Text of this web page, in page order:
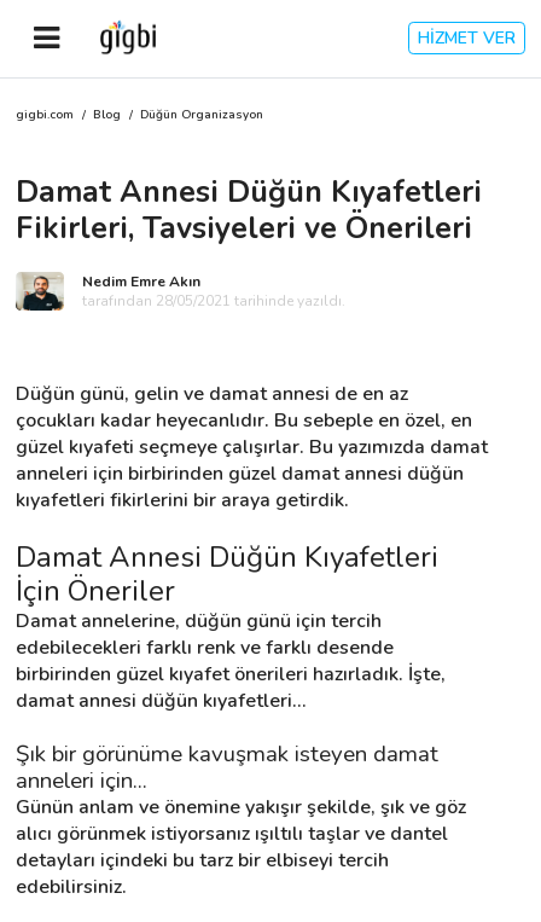
HİZMET VER
Anasayfa
Giriş Yap
Kategoriler
🎈 Biz Kimiz?
🧐 Nasıl Çalışır?
Destek
İletişim
Blog
gigbi.com / Blog / Düğün Organizasyon
Damat Annesi Düğün Kıyafetleri
Fikirleri, Tavsiyeleri ve Önerileri
Nedim Emre Akın
tarafından 28/05/2021 tarihinde yazıldı.
Düğün günü, gelin ve damat annesi de en az
çocukları kadar heyecanlıdır. Bu sebeple en özel, en
güzel kıyafeti seçmeye çalışırlar. Bu yazımızda damat
anneleri için birbirinden güzel damat annesi düğün
kıyafetleri fikirlerini bir araya getirdik.
Damat Annesi Düğün Kıyafetleri
İçin Öneriler
Damat annelerine, düğün günü için tercih
edebilecekleri farklı renk ve farklı desende
birbirinden güzel kıyafet önerileri hazırladık. İşte,
damat annesi düğün kıyafetleri...
Şık bir görünüme kavuşmak isteyen damat
anneleri için...
Günün anlam ve önemine yakışır şekilde, şık ve göz
alıcı görünmek istiyorsanız ışıltılı taşlar ve dantel
detayları içindeki bu tarz bir elbiseyi tercih
edebilirsiniz.